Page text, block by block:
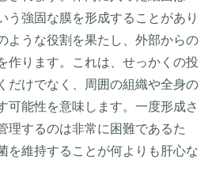
う強固な膜を形成することがあり
ような役割を果たし、外部からの
作ります。これは、せっかくの投
だけでなく、周囲の組織や全身の
可能性を意味します。一度形成さ
理するのは非常に困難であるた
を維持することが何よりも肝心な